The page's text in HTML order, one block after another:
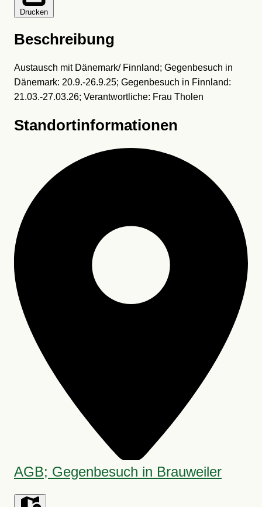
Drucken
Beschreibung
Austausch mit Dänemark/ Finnland; Gegenbesuch in
Dänemark: 20.9.-26.9.25; Gegenbesuch in Finnland:
21.03.-27.03.26; Verantwortliche: Frau Tholen
Standortinformationen
AGB; Gegenbesuch in Brauweiler